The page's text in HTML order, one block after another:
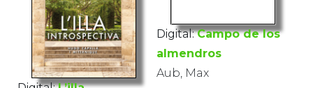
Digital: Campo de los
almendros
Aub, Max